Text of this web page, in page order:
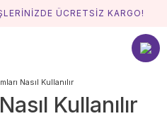
ÜCRETSİZ KARGO!
Nasıl Kullanılır
Kullanılır